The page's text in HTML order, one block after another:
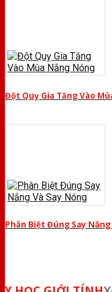
Đột Quỵ Gia Tăng Vào
Phân Biệt Đúng Say Nắng